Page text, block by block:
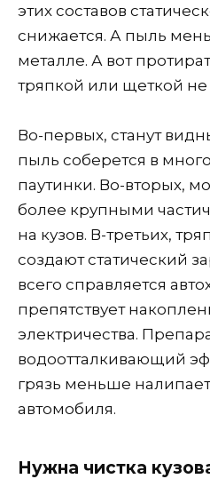
этих составов
снижается. А пыль
металле. А вот
тряпкой или щеткой не
Во-первых, станут
пыль соберется в
паутинки. Во-вторых,
более крупными
на кузов. В-третьих,
создают статический
всего справляется
препятствует
электричества.
водоотталкивающий
грязь меньше налипает
автомобиля.
Нужна чистка